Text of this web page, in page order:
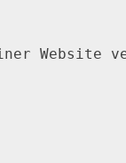
Website